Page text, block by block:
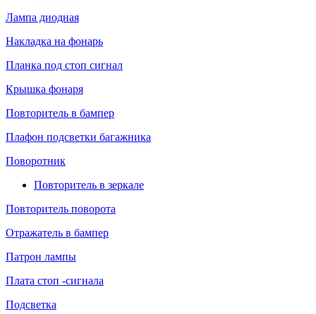
Лампа диодная
Накладка на фонарь
Планка под стоп сигнал
Крышка фонаря
Повторитель в бампер
Плафон подсветки багажника
Поворотник
Повторитель в зеркале
Повторитель поворота
Отражатель в бампер
Патрон лампы
Плата стоп -сигнала
Подсветка